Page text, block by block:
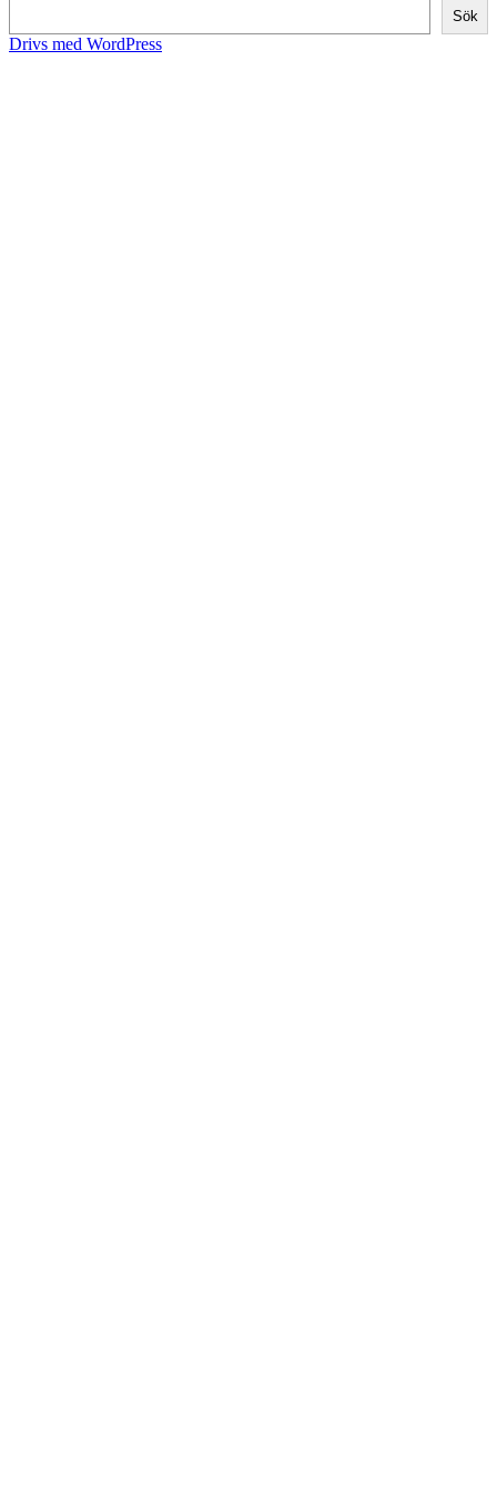
Sök
Drivs med WordPress